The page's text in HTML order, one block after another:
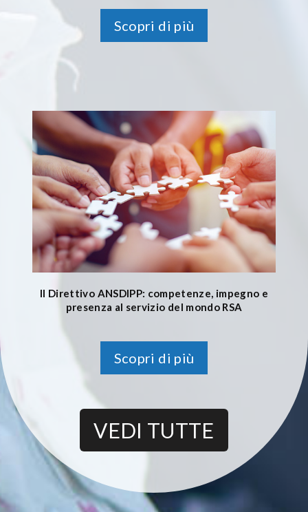
Scopri di più
Il Direttivo ANSDIPP: competenze, impegno e
presenza al servizio del mondo RSA
Scopri di più
VEDI TUTTE